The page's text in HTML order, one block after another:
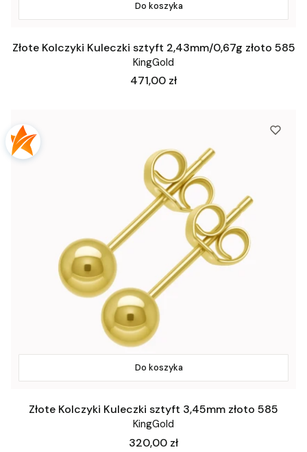
Do koszyka
Złote Kolczyki Kuleczki sztyft 2,43mm/0,67g złoto 585
KingGold
Cena
471,00 zł
Do koszyka
Złote Kolczyki Kuleczki sztyft 3,45mm złoto 585
KingGold
Cena
320,00 zł